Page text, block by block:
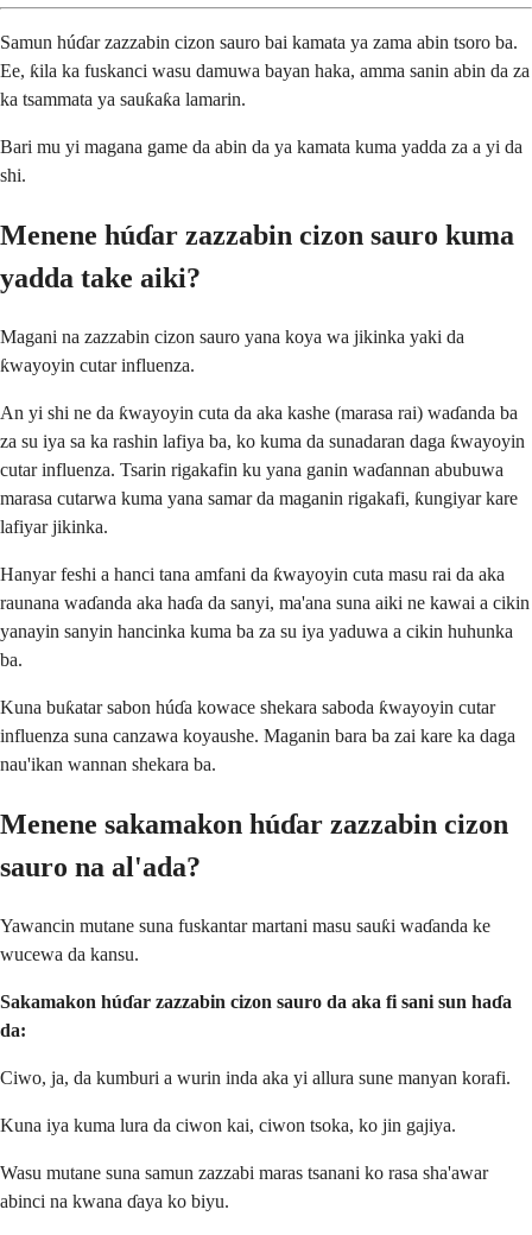
Samun húɗar zazzabin cizon sauro bai kamata ya zama abin tsoro ba.
Ee, ƙila ka fuskanci wasu damuwa bayan haka, amma sanin abin da za
ka tsammata ya sauƙaƙa lamarin.
Bari mu yi magana game da abin da ya kamata kuma yadda za a yi da
shi.
Menene húɗar zazzabin cizon sauro kuma
yadda take aiki?
Magani na zazzabin cizon sauro yana koya wa jikinka yaki da
ƙwayoyin cutar influenza.
An yi shi ne da ƙwayoyin cuta da aka kashe (marasa rai) waɗanda ba
za su iya sa ka rashin lafiya ba, ko kuma da sunadaran daga ƙwayoyin
cutar influenza. Tsarin rigakafin ku yana ganin waɗannan abubuwa
marasa cutarwa kuma yana samar da maganin rigakafi, ƙungiyar kare
lafiyar jikinka.
Hanyar feshi a hanci tana amfani da ƙwayoyin cuta masu rai da aka
raunana waɗanda aka haɗa da sanyi, ma'ana suna aiki ne kawai a cikin
yanayin sanyin hancinka kuma ba za su iya yaduwa a cikin huhunka
ba.
Kuna buƙatar sabon húɗa kowace shekara saboda ƙwayoyin cutar
influenza suna canzawa koyaushe. Maganin bara ba zai kare ka daga
nau'ikan wannan shekara ba.
Menene sakamakon húɗar zazzabin cizon
sauro na al'ada?
Yawancin mutane suna fuskantar martani masu sauƙi waɗanda ke
wucewa da kansu.
Sakamakon húɗar zazzabin cizon sauro da aka fi sani sun haɗa
da:
Ciwo, ja, da kumburi a wurin inda aka yi allura sune manyan korafi.
Kuna iya kuma lura da ciwon kai, ciwon tsoka, ko jin gajiya.
Wasu mutane suna samun zazzabi maras tsanani ko rasa sha'awar
abinci na kwana ɗaya ko biyu.